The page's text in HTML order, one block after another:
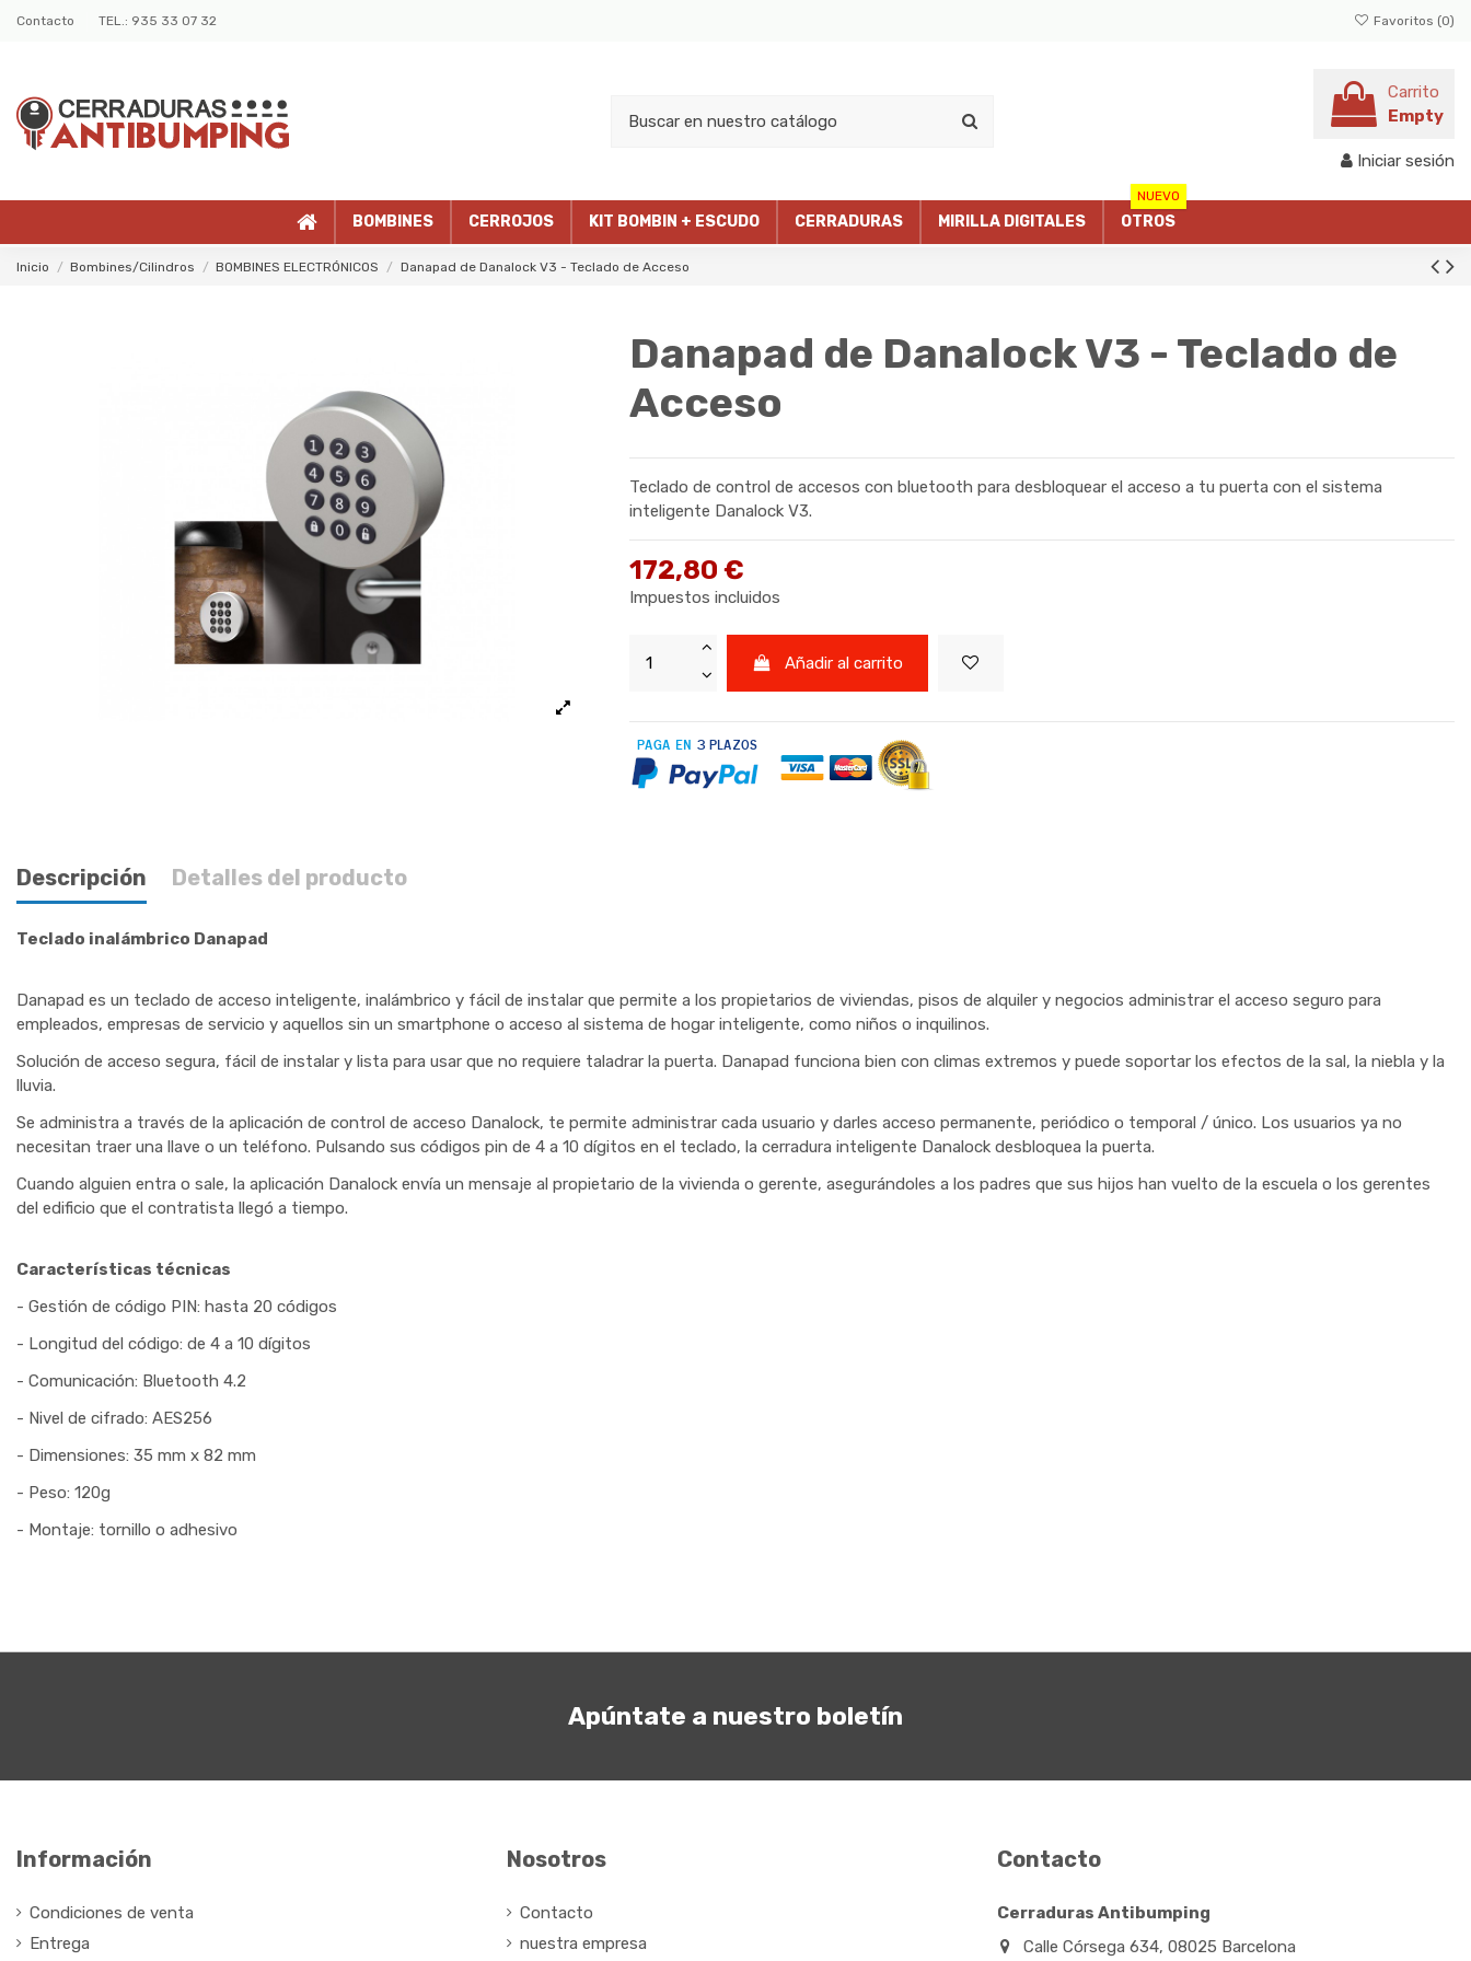
Contacto TEL.: 935 33 07 32 Favoritos (0)
Carrito
Empty
Iniciar sesión
BOMBINES CERROJOS KIT BOMBIN + ESCUDO CERRADURAS MIRILLA DIGITALES OTROS
NUEVO
Inicio Bombines/Cilindros BOMBINES ELECTRÓNICOS Danapad de Danalock V3 - Teclado de Acceso
Danapad de Danalock V3 - Teclado de
Acceso
Teclado de control de accesos con bluetooth para desbloquear el acceso a tu puerta con el sistema
inteligente Danalock V3.
172,80 €
Impuestos incluidos
Añadir al carrito
Descripción Detalles del producto
Teclado inalámbrico Danapad
Danapad es un teclado de acceso inteligente, inalámbrico y fácil de instalar que permite a los propietarios de viviendas, pisos de alquiler y negocios administrar el acceso seguro para
empleados, empresas de servicio y aquellos sin un smartphone o acceso al sistema de hogar inteligente, como niños o inquilinos.
Solución de acceso segura, fácil de instalar y lista para usar que no requiere taladrar la puerta. Danapad funciona bien con climas extremos y puede soportar los efectos de la sal, la niebla y la
lluvia.
Se administra a través de la aplicación de control de acceso Danalock, te permite administrar cada usuario y darles acceso permanente, periódico o temporal / único. Los usuarios ya no
necesitan traer una llave o un teléfono. Pulsando sus códigos pin de 4 a 10 dígitos en el teclado, la cerradura inteligente Danalock desbloquea la puerta.
Cuando alguien entra o sale, la aplicación Danalock envía un mensaje al propietario de la vivienda o gerente, asegurándoles a los padres que sus hijos han vuelto de la escuela o los gerentes
del edificio que el contratista llegó a tiempo.
Características técnicas
- Gestión de código PIN: hasta 20 códigos
- Longitud del código: de 4 a 10 dígitos
- Comunicación: Bluetooth 4.2
- Nivel de cifrado: AES256
- Dimensiones: 35 mm x 82 mm
- Peso: 120g
- Montaje: tornillo o adhesivo
Apúntate a nuestro boletín
Información
Condiciones de venta
Entrega
Nosotros
Contacto
nuestra empresa
Contacto
Cerraduras Antibumping
Calle Córsega 634, 08025 Barcelona